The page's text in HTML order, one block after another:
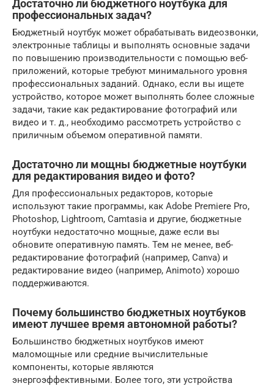
Достаточно ли бюджетного ноутбука для
профессиональных задач?
Бюджетный ноутбук может обрабатывать видеозвонки,
электронные таблицы и выполнять основные задачи
по повышению производительности с помощью веб-
приложений, которые требуют минимального уровня
профессиональных заданий. Однако, если вы ищете
устройство, которое может выполнять более сложные
задачи, такие как редактирование фотографий или
видео и т. д., необходимо рассмотреть устройство с
приличным объемом оперативной памяти.
Достаточно ли мощны бюджетные ноутбуки
для редактирования видео и фото?
Для профессиональных редакторов, которые
используют такие программы, как Adobe Premiere Pro,
Photoshop, Lightroom, Camtasia и другие, бюджетные
ноутбуки недостаточно мощные, даже если вы
обновите оперативную память. Тем не менее, веб-
редактирование фотографий (например, Canva) и
редактирование видео (например, Animoto) хорошо
поддерживаются.
Почему большинство бюджетных ноутбуков
имеют лучшее время автономной работы?
Большинство бюджетных ноутбуков имеют
маломощные или средние вычислительные
компоненты, которые являются
энергоэффективными. Более того, эти устройства